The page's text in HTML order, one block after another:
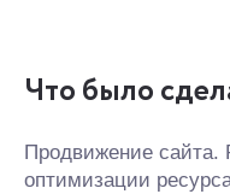
Что было
Продвижение сайта.
оптимизации